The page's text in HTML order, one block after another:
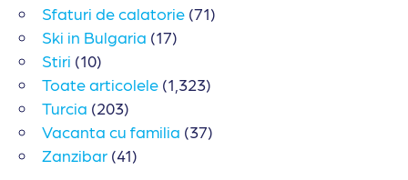
Sfaturi de calatorie (71)
Ski in Bulgaria (17)
Stiri (10)
Toate articolele (1,323)
Turcia (203)
Vacanta cu familia (37)
Zanzibar (41)